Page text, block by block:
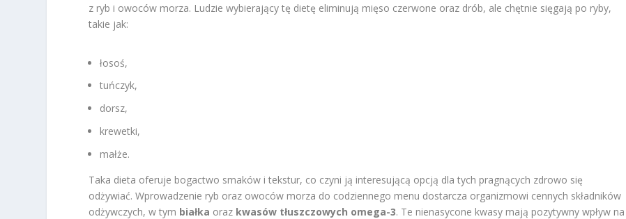
z ryb i owoców morza. Ludzie wybierający tę dietę eliminują mięso czerwone oraz drób, ale chętnie sięgają po ryby,
takie jak:
łosoś,
tuńczyk,
dorsz,
krewetki,
małże.
Taka dieta oferuje bogactwo smaków i tekstur, co czyni ją interesującą opcją dla tych pragnących zdrowo się
odżywiać. Wprowadzenie ryb oraz owoców morza do codziennego menu dostarcza organizmowi cennych składników
odżywczych, w tym białka oraz kwasów tłuszczowych omega-3. Te nienasycone kwasy mają pozytywny wpływ na